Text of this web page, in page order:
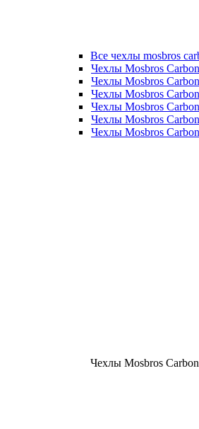
Все чехлы mosbros
Чехлы Mosbros
Чехлы Mosbros
Чехлы Mosbros
Чехлы Mosbros
Чехлы Mosbros
Чехлы Mosbros
Чехлы Mosbros